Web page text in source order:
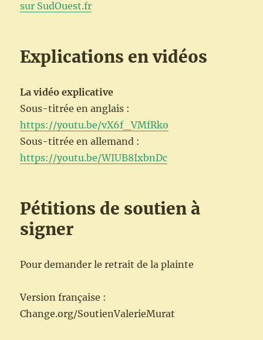
sur SudOuest.fr
Explications en vidéos
La vidéo explicative
Sous-titrée en anglais :
https://youtu.be/vX6f_VMfRko
Sous-titrée en allemand :
https://youtu.be/WIUB8IxbnDc
Pétitions de soutien à
signer
Pour demander le retrait de la plainte
Version française :
Change.org/SoutienValerieMurat